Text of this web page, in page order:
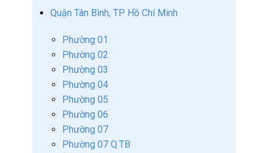
Quận Tân Bình, TP Hồ Chí Minh
Phường 01
Phường 02
Phường 03
Phường 04
Phường 05
Phường 06
Phường 07
Phường 07 Q.TB